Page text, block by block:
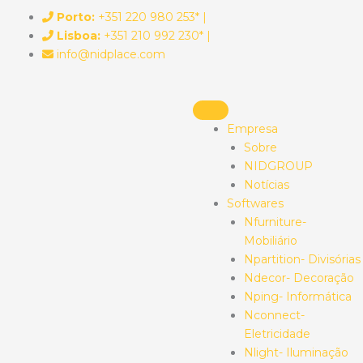
content
Porto: +351 220 980 253* |
Lisboa: +351 210 992 230* |
info@nidplace.com
Empresa
Sobre
NIDGROUP
Notícias
Softwares
Nfurniture-
Mobiliário
Npartition- Divisórias
Ndecor- Decoração
Nping- Informática
Nconnect-
Eletricidade
Nlight- Iluminação